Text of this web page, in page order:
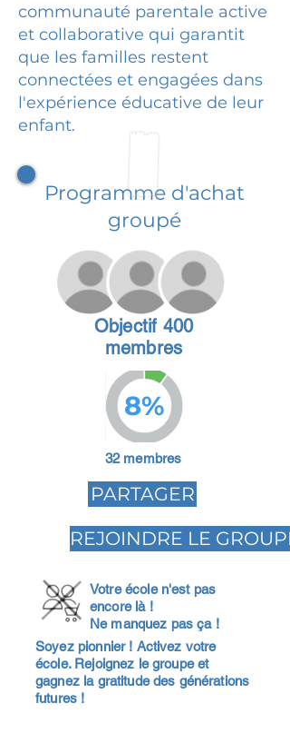
communauté parentale active
et collaborative qui garantit
que les familles restent
connectées et engagées dans
l'expérience éducative de leur
enfant.
Programme d'achat
groupé
Objectif 400
membres
8%
32 membres
PARTAGER
REJOINDRE LE GROUPE
Votre école n'est pas
encore là !
Ne manquez pas ça !
Soyez pionnier ! Activez votre
école. Rejoignez le groupe et
gagnez la gratitude des générations
futures !